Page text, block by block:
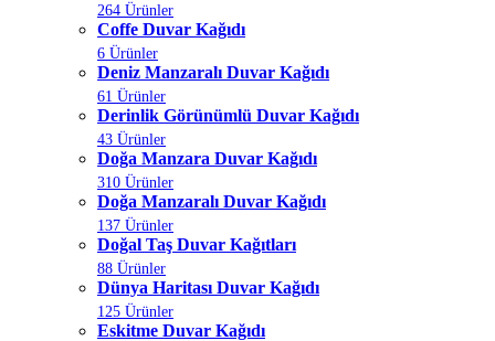
264 Ürünler
Coffe Duvar Kağıdı
6 Ürünler
Deniz Manzaralı Duvar Kağıdı
61 Ürünler
Derinlik Görünümlü Duvar Kağıdı
43 Ürünler
Doğa Manzara Duvar Kağıdı
310 Ürünler
Doğa Manzaralı Duvar Kağıdı
137 Ürünler
Doğal Taş Duvar Kağıtları
88 Ürünler
Dünya Haritası Duvar Kağıdı
125 Ürünler
Eskitme Duvar Kağıdı